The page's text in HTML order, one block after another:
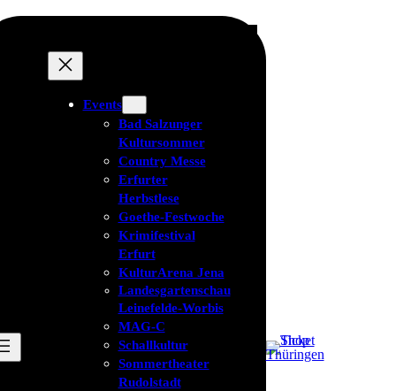
Events
Bad Salzunger
Kultursommer
Country Messe
Erfurter
Herbstlese
Goethe-Festwoche
Krimifestival
Erfurt
KulturArena Jena
Landesgartenschau
Leinefelde-Worbis
MAG-C
Schallkultur
Sommertheater
Rudolstadt